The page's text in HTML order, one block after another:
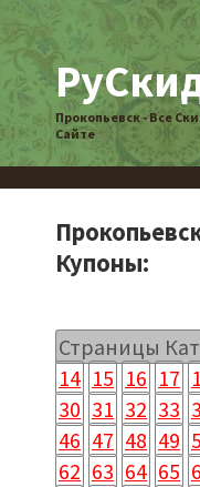
Прокопьевск - Все
Сайте
Купоны:
Страницы
14 15 16 17
30 31 32 33
46 47 48 49
62 63 64 65